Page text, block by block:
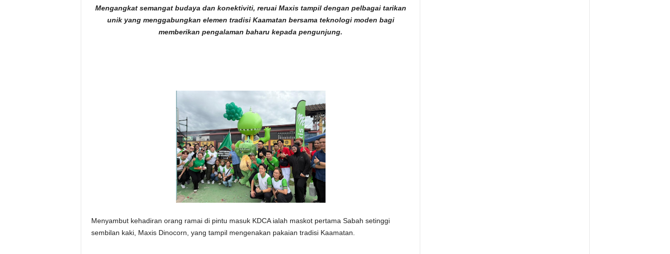
Mengangkat semangat budaya dan konektiviti, reruai Maxis tampil dengan pelbagai tarikan
unik yang menggabungkan elemen tradisi Kaamatan bersama teknologi moden bagi
memberikan pengalaman baharu kepada pengunjung.
Menyambut kehadiran orang ramai di pintu masuk KDCA ialah maskot pertama Sabah setinggi
sembilan kaki, Maxis Dinocorn, yang tampil mengenakan pakaian tradisi Kaamatan.